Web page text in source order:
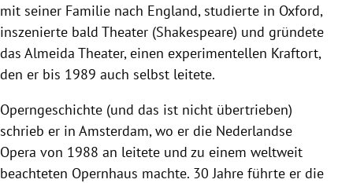
mit seiner Familie nach England, studierte in Oxford,
inszenierte bald Theater (Shakespeare) und gründete
das Almeida Theater, einen experimentellen Kraftort,
den er bis 1989 auch selbst leitete.
Operngeschichte (und das ist nicht übertrieben)
schrieb er in Amsterdam, wo er die Nederlandse
Opera von 1988 an leitete und zu einem weltweit
beachteten Opernhaus machte. 30 Jahre führte er die